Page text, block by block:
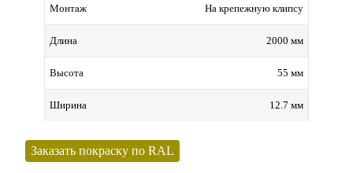
Монтаж На крепежную клипсу
Длина 2000 мм
Высота 55 мм
Ширина 12.7 мм
Заказать покраску по RAL